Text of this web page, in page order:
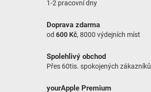
1-2 pracovní dny
Doprava zdarma
od 600 Kč, 8000 výdejních míst
Spolehlivý obchod
Přes 60tis. spokojených zákazníků
yourApple Premium